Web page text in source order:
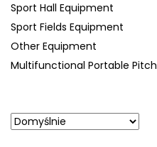
Sport Hall Equipment
Sport Fields Equipment
Other Equipment
Multifunctional Portable Pitch